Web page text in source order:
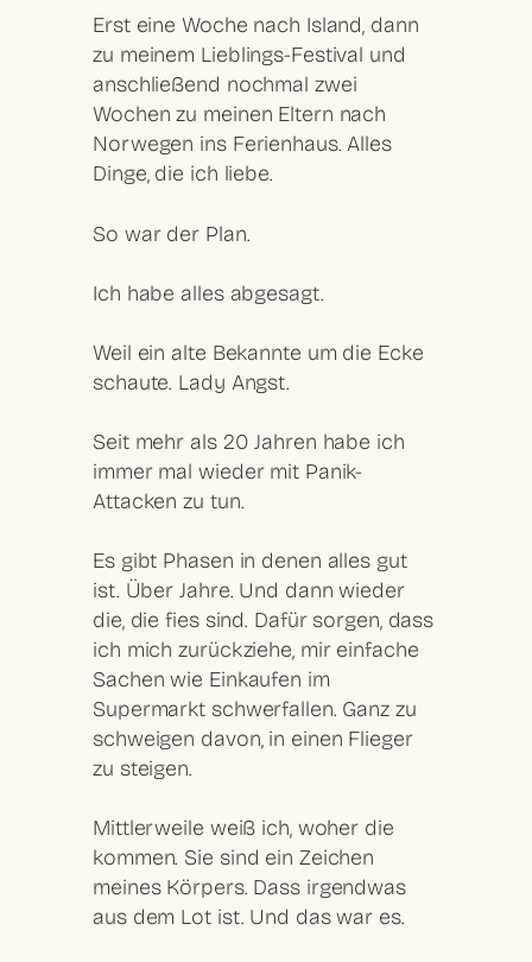
Erst eine Woche nach Island, dann
zu meinem Lieblings-Festival und
anschließend nochmal zwei
Wochen zu meinen Eltern nach
Norwegen ins Ferienhaus. Alles
Dinge, die ich liebe.
So war der Plan.
Ich habe alles abgesagt.
Weil ein alte Bekannte um die Ecke
schaute. Lady Angst.
Seit mehr als 20 Jahren habe ich
immer mal wieder mit Panik-
Attacken zu tun.
Es gibt Phasen in denen alles gut
ist. Über Jahre. Und dann wieder
die, die fies sind. Dafür sorgen, dass
ich mich zurückziehe, mir einfache
Sachen wie Einkaufen im
Supermarkt schwerfallen. Ganz zu
schweigen davon, in einen Flieger
zu steigen.
Mittlerweile weiß ich, woher die
kommen. Sie sind ein Zeichen
meines Körpers. Dass irgendwas
aus dem Lot ist. Und das war es.